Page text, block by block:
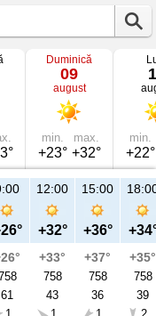
Duminică
09
august
min.
+23°
max.
+32°
min.
+22°
61
12:00
+32°
+33°
758
43
15:00
+36°
+37°
758
36
+35°
758
39